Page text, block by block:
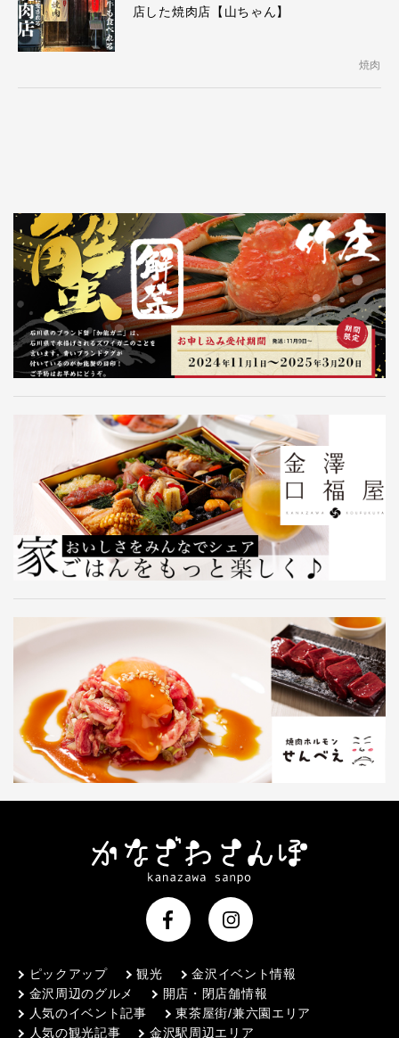
店した焼肉店【山ちゃん】
焼肉
ピックアップ 観光
金沢イベント情報
金沢周辺のグルメ
開店・閉店舗情報
人気のイベント記事
東茶屋街/兼六園エリア
人気の観光記事
金沢駅周辺エリア